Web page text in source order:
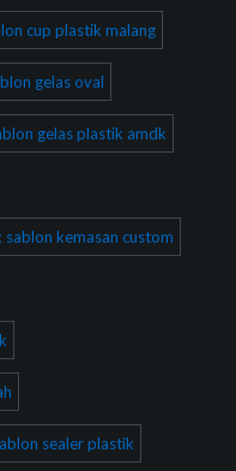
cup plastik malang
gelas oval
gelas plastik amdk
sablon kemasan custom
sealer plastik